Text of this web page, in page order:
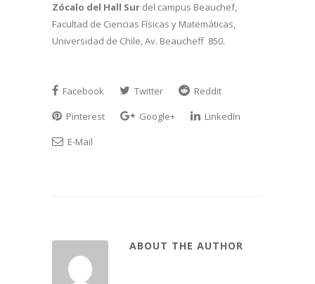
Zócalo del Hall Sur del campus Beauchef,
Facultad de Ciencias Físicas y Matemáticas,
Universidad de Chile, Av. Beaucheff 850.
Facebook Twitter
Reddit
Pinterest
Google+
LinkedIn
E-Mail
ABOUT THE AUTHOR